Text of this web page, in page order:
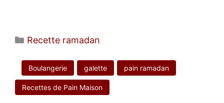
Catégories
Recette ramadan
Boulangerie galette pain ramadan
Recettes de Pain Maison